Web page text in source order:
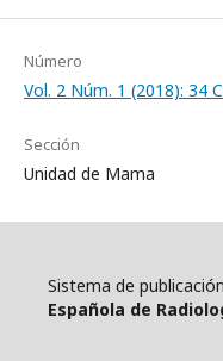
Número
Vol. 2 Núm. 1 (2018): 34
Sección
Unidad de Mama
Sistema de
Española de